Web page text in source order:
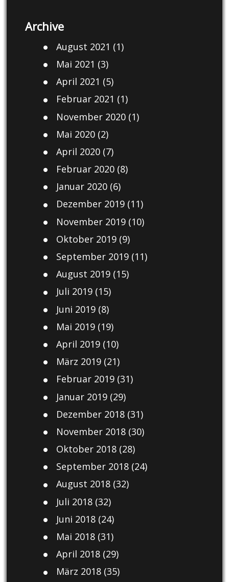
Archive
August 2021 (1)
Mai 2021 (3)
April 2021 (5)
Februar 2021 (1)
November 2020(1)
Mai 2020(2)
April 2020(7)
Februar 2020(8)
Januar 2020(6)
Dezember 2019(11)
November 2019(10)
Oktober 2019(9)
September 2019(11)
August 2019(15)
Juli 2019(15)
Juni 2019(8)
Mai 2019(19)
April 2019(10)
März 2019(21)
Februar 2019(31)
Januar 2019(29)
Dezember 2018(31)
November 2018(30)
Oktober 2018(28)
September 2018(24)
August 2018(32)
Juli 2018(32)
Juni 2018(24)
Mai 2018(31)
April 2018(29)
März 2018(35)